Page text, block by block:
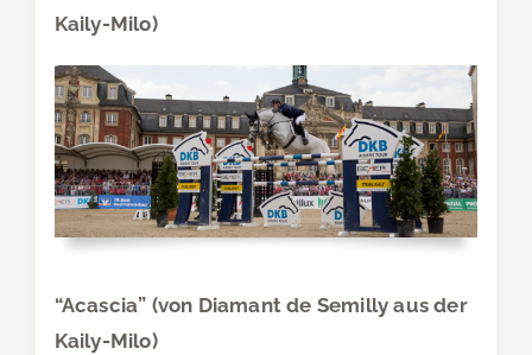
Kaily-Milo)
“Acascia” (von Diamant de Semilly aus der
Kaily-Milo)